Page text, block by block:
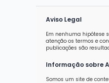
Aviso Legal
Em nenhuma hipótese
atenção os termos e
publicações são
Informação sobre
Somos um site de